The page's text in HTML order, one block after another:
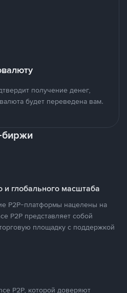
получение денег,
будет переведена вам.
биржи
и глобального масштаба
P2P-платформы нацелены на
P2P представляет собой
площадку с поддержкой
P2P, которой доверяют